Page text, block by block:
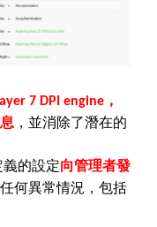
7 DPI engine ，
，並消除了潛在的
的設定向管理者發
何異常情況，包括